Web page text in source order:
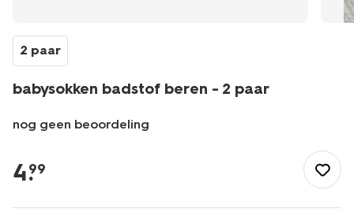
2 paar
babysokken badstof beren - 2 paar
nog geen beoordeling
badstof-
beren-
-2-
4.
99